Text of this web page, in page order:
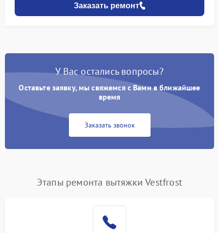
Заказать ремонт
У Вас остались вопросы?
Оставьте заявку, мы свяжемся с Вами в ближайшее
время
Заказать звонок
Этапы ремонта вытяжки Vestfrost